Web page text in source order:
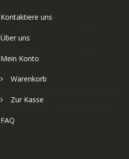
Kontaktiere uns
Über uns
Mein Konto
Warenkorb
Zur Kasse
FAQ